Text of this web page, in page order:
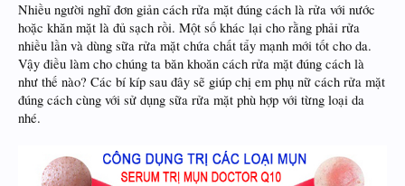
Nhiều người nghĩ đơn giản cách rửa mặt đúng cách là rửa với nước
hoặc khăn mặt là đủ sạch rồi. Một số khác lại cho rằng phải rửa
nhiều lần và dùng sữa rửa mặt chứa chất tẩy mạnh mới tốt cho da.
Vậy điều làm cho chúng ta băn khoăn cách rửa mặt đúng cách là
như thế nào? Các bí kíp sau đây sẽ giúp chị em phụ nữ cách rửa mặt
đúng cách cùng với sử dụng sữa rửa mặt phù hợp với từng loại da
nhé.